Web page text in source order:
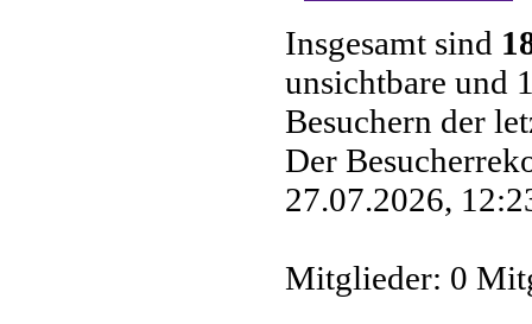
Insgesamt sind
unsichtbare und
Besuchern der
Der
27.07.2026,
Mitglieder: 0